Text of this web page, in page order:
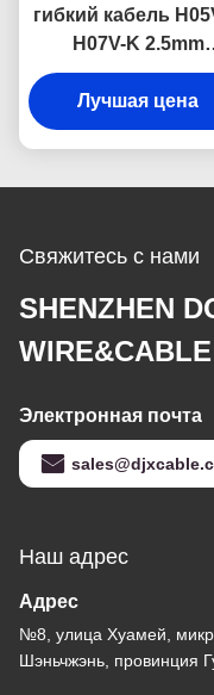
гибкий кабель
H07V-K 2.5mm
твердый/,
сел на мель
Лучшая цена
Свяжитесь с нами
SHENZHEN
Электронная почта
Наш адрес
Адрес
№8, улица Хуамей,
Шэньчжэнь, провинция